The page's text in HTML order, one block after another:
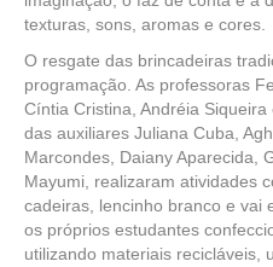
texturas, sons, aromas e cores.
O resgate das brincadeiras
programação. As professoras
Cíntia Cristina, Andréia
das auxiliares Juliana Cuba,
Marcondes, Daiany Aparecida,
Mayumi, realizaram atividades
cadeiras, lencinho branco e vai
os próprios estudantes
utilizando materiais recicláveis,